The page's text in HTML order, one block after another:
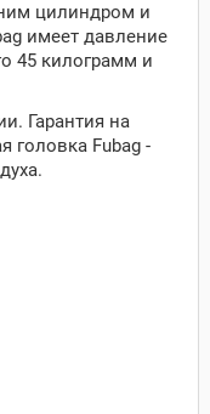
цилиндром и
имеет давление
45 килограмм и
Гарантия на
головка Fubag -